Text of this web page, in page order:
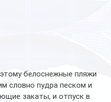
белоснежные пляжи
словно пудра песком и
закаты, и отпуск в